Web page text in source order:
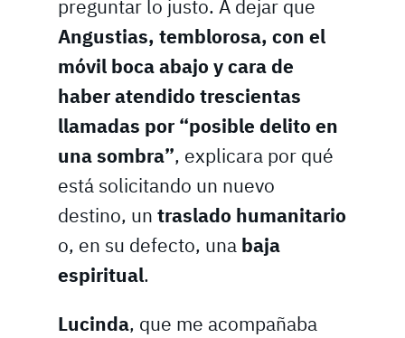
preguntar lo justo. A dejar que
Angustias, temblorosa, con el
móvil boca abajo y cara de
haber atendido trescientas
llamadas por “posible delito en
una sombra”, explicara por qué
está solicitando un nuevo
destino, un traslado humanitario
o, en su defecto, una baja
espiritual.
Lucinda, que me acompañaba